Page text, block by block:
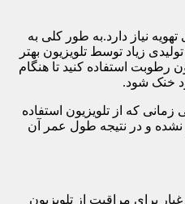
نیاز دارد.به طور کلی به
زیاد توسط تلویزیون بهتر
استفاده کنید تا هنگام
خنک شود.
که از تلویزیون استفاده
نشده و در نتیجه طول عمر آن
برای مراقبت از تلویزیون